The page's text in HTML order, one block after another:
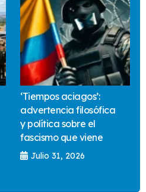
‘Tiempos aciagos’:
advertencia filosófica
y política sobre el
fascismo que viene
Julio 31, 2026